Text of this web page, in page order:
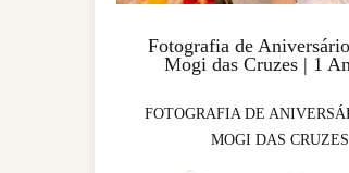
Fotografia de
Mogi das Cruzes | 1
FOTOGRAFIA DE
MOGI DAS